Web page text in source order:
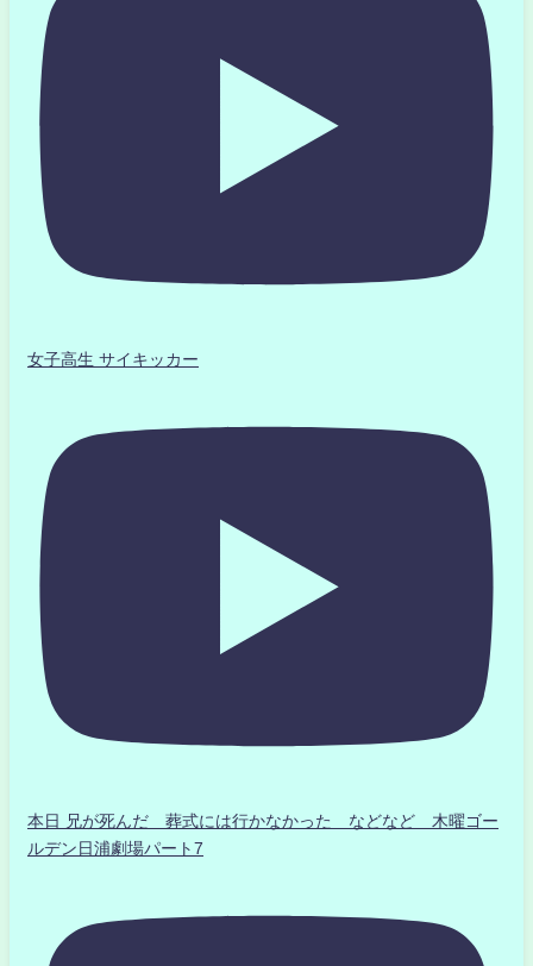
女子高生 サイキッカー
本日 兄が死んだ 葬式には行かなかった などなど 木曜ゴー
ルデン日浦劇場パート7